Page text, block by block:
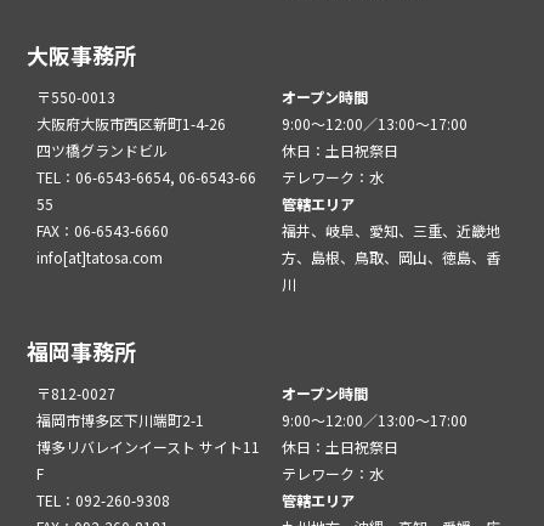
大阪事務所
〒550-0013
大阪府大阪市西区新町1-4-26
四ツ橋グランドビル
TEL：06-6543-6654, 06-6543-66
55
FAX：06-6543-6660
info[at]tatosa.com
オープン時間
9:00～12:00／13:00～17:00
休日：土日祝祭日
テレワーク：水
管轄エリア
福井、岐阜、愛知、三重、近畿地
方、島根、鳥取、岡山、徳島、香
川
福岡事務所
〒812-0027
福岡市博多区下川端町2-1
博多リバレインイースト サイト11
F
TEL：092-260-9308
オープン時間
9:00～12:00／13:00～17:00
休日：土日祝祭日
テレワーク：水
管轄エリア